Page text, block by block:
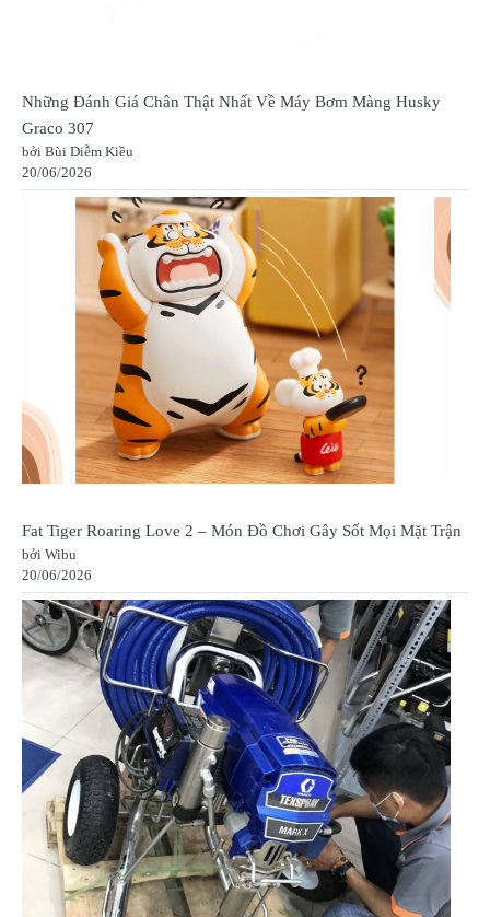
Những Đánh Giá Chân Thật Nhất Về Máy Bơm Màng Husky
Graco 307
bởi Bùi Diễm Kiều
20/06/2026
Fat Tiger Roaring Love 2 – Món Đồ Chơi Gây Sốt Mọi Mặt Trận
bởi Wibu
20/06/2026